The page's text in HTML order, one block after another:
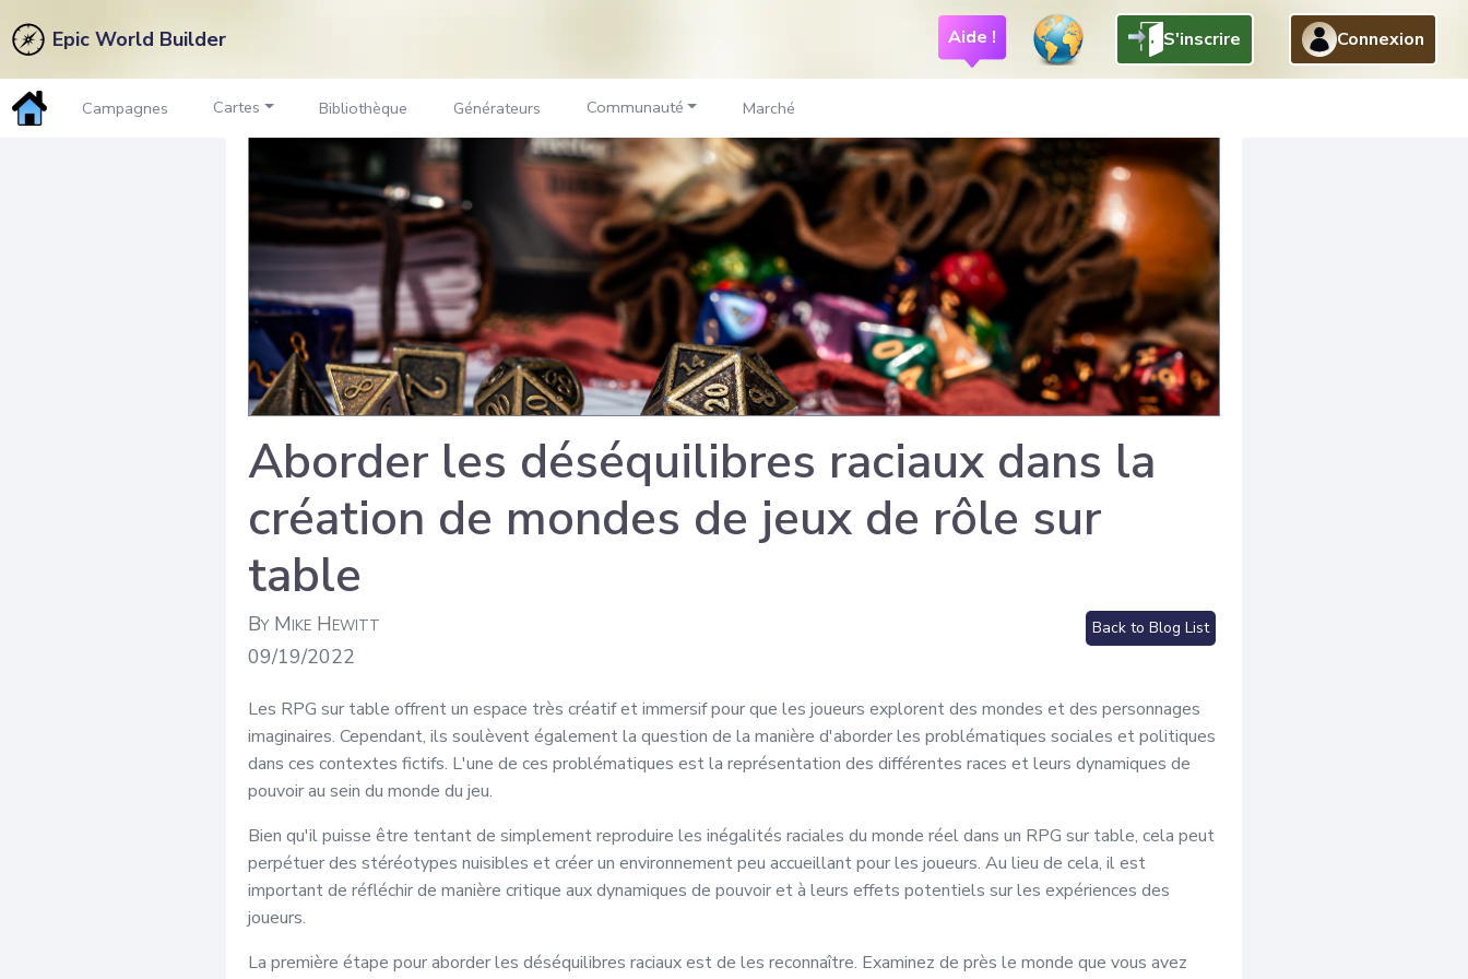
Epic World Builder Aide ! S'inscrire Connexion
Campagnes Cartes Bibliothèque Générateurs Communauté Marché
Aborder les déséquilibres raciaux dans la
création de mondes de jeux de rôle sur
table
By Mike Hewitt
09/19/2022
Back to Blog List
Les RPG sur table offrent un espace très créatif et immersif pour que les joueurs explorent des mondes et des personnages
imaginaires. Cependant, ils soulèvent également la question de la manière d'aborder les problématiques sociales et politiques
dans ces contextes fictifs. L'une de ces problématiques est la représentation des différentes races et leurs dynamiques de
pouvoir au sein du monde du jeu.
Bien qu'il puisse être tentant de simplement reproduire les inégalités raciales du monde réel dans un RPG sur table, cela peut
perpétuer des stéréotypes nuisibles et créer un environnement peu accueillant pour les joueurs. Au lieu de cela, il est
important de réfléchir de manière critique aux dynamiques de pouvoir et à leurs effets potentiels sur les expériences des
joueurs.
La première étape pour aborder les déséquilibres raciaux est de les reconnaître. Examinez de près le monde que vous avez